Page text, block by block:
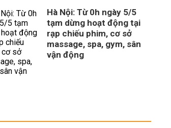
Hà Nội: Từ 0h ngày 5/5
tạm dừng hoạt động tại
rạp chiếu phim, cơ sở
massage, spa, gym, sân
vận động